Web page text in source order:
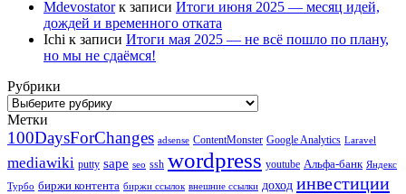
Mdevostatorк записи Итоги июня 2025 — месяц идей,
дождей и временного отката
Ichi к записи Итоги мая 2025 — не всё пошло по плану,
но мы не сдаёмся!
Рубрики
Рубрики
Метки
100DaysForChanges adsense ContentMonster Google Analytics Laravel
mediawiki putty sape seo ssh wordpress youtube Альфа-банк Яндекс
Турбо биржи контента биржи ссылок внешние ссылки доход инвестиции